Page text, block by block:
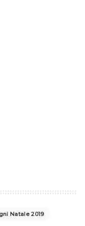
Natale 2019